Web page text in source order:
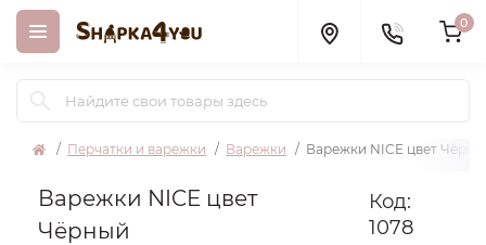
0
Перчатки и варежки Варежки Варежки NICE цвет
Варежки NICE цвет
Чёрный
Код:
1078